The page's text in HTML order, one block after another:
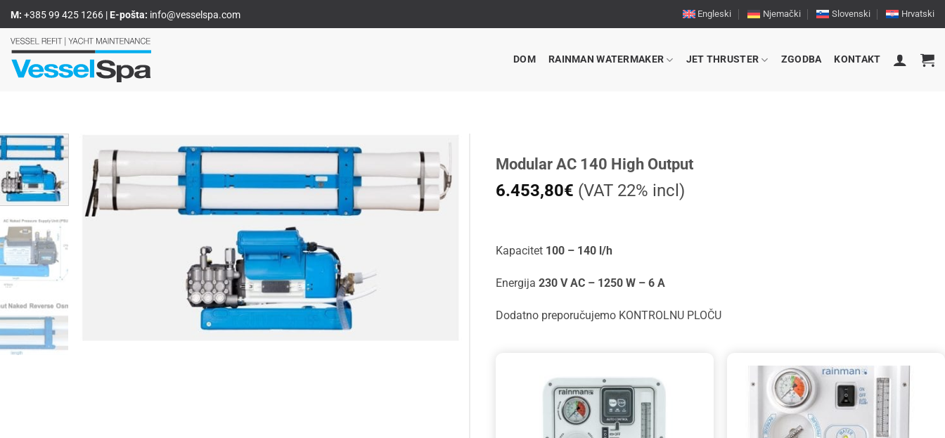
Skip
to
content
M: +385 99 425 1266 | E-pošta: info@vesselspa.com Engleski Njemački Slovenski Hrvatski
DOM RAINMAN WATERMAKER JET THRUSTER ZGODBA KONTAKT
Modular AC 140 High Output
6.453,80€ (VAT 22% incl)
Kapacitet 100 – 140 l/h
Energija 230 V AC – 1250 W – 6 A
Dodatno preporučujemo KONTROLNU PLOČU